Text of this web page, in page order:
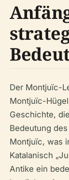
Der Montjuïc-
Montjuïc-
Geschichte,
Bedeutung
Montjuïc, was
Katalanisch
Antike ein